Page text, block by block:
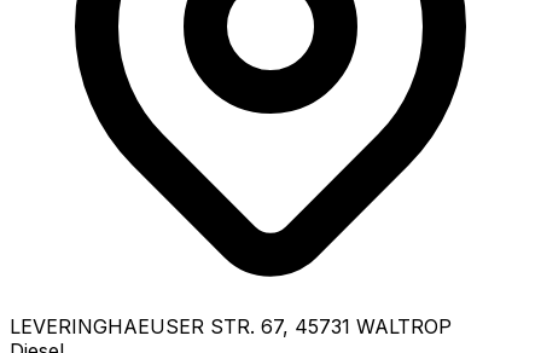
LEVERINGHAEUSER STR. 67, 45731 WALTROP